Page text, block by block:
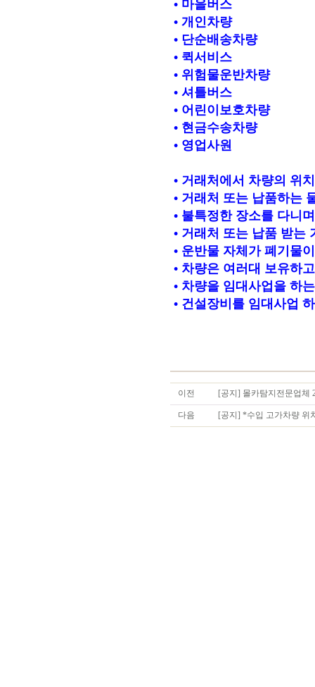
• 마을버스
• 개인차량
• 단순배송차량
• 퀵서비스
• 위험물운반차량
• 셔틀버스
• 어린이보호차량
• 현금수송차량
• 영업사원
• 거래처에서 차량의 위
• 거래처 또는 납품하는
• 불특정한 장소를 다니
• 거래처 또는 납품 받는
• 운반물 자체가 폐기물
• 차량은 여러대 보유하
• 차량을 임대사업을 하
• 건설장비를 임대사업
이전 [공지] 몰카탐지전문업체
다음 [공지] *수입 고가차량 위